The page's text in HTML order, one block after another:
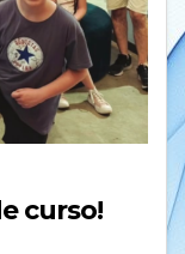
curso!